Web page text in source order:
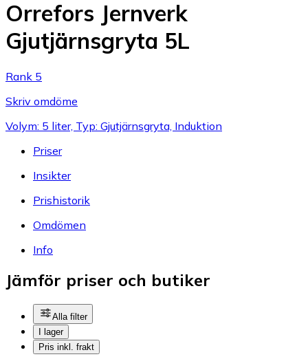
Orrefors Jernverk
Gjutjärnsgryta 5L
Rank 5
Skriv omdöme
Volym: 5 liter, Typ: Gjutjärnsgryta, Induktion
Priser
Insikter
Prishistorik
Omdömen
Info
Jämför priser och butiker
Alla filter
I lager
Pris inkl. frakt